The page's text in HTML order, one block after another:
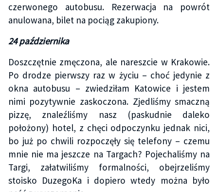
czerwonego autobusu. Rezerwacja na powrót
anulowana, bilet na pociąg zakupiony.
24 października
Doszczętnie zmęczona, ale nareszcie w Krakowie.
Po drodze pierwszy raz w życiu – choć jedynie z
okna autobusu – zwiedziłam Katowice i jestem
nimi pozytywnie zaskoczona. Zjedliśmy smaczną
pizzę, znaleźliśmy nasz (paskudnie daleko
położony) hotel, z chęci odpoczynku jednak nici,
bo już po chwili rozpoczęły się telefony – czemu
mnie nie ma jeszcze na Targach? Pojechaliśmy na
Targi, załatwiliśmy formalności, obejrzeliśmy
stoisko DuzegoKa i dopiero wtedy można było